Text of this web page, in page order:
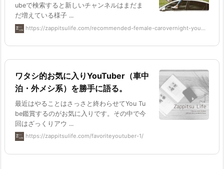
ubeで検索すると新しいチャンネルはまだま
だ増えている様子 ...
https://zappitsulife.com/recommended-female-carovernight-you...
ワタシ的お気に入りYouTuber（車中
泊・外メシ系）を勝手に語る。
最近はやることはさっさと終わらせてYou Tu
be鑑賞するのがお気に入りです。その中で今
回はざっくりアウ ...
https://zappitsulife.com/favoriteyoutuber-1/